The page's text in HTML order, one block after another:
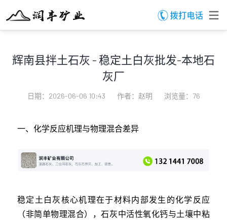
辉南县拌土石灰 - 稳定土白灰批发-本地石
灰厂
日期：2026-06-06 10:43 作者：赵明 浏览量：76
一、化学反应机理与物理混合差异
稳定土白灰核心机理在于材料内部发生的化学反应
（非简单物理混合），石灰中活性氧化钙与土壤中粘